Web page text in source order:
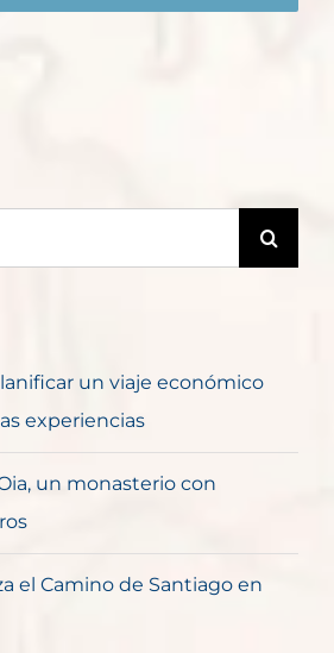
un viaje económico
experiencias
un monasterio con
el Camino de Santiago en